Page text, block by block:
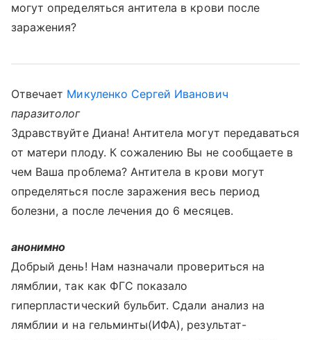
могут определяться антитела в крови после
заражения?
Отвечает Микуленко Сергей Иванович
паразитолог
Здравствуйте Диана! Антитела могут передаваться
от матери плоду. К сожалению Вы не сообщаете в
чем Ваша проблема? Антитела в крови могут
определяться после заражения весь период
болезни, а после лечения до 6 месяцев.
анонимно
Добрый день! Нам назначали провериться на
лямблии, так как ФГС показало
гиперпластический бульбит. Сдали анализ на
лямблии и на гельминты(ИФА), результат-